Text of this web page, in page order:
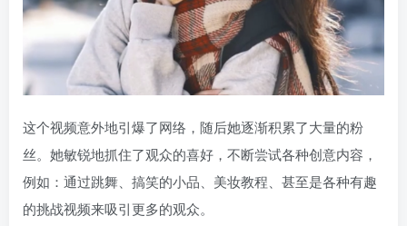
这个视频意外地引爆了网络，随后她逐渐积累了大量的粉
丝。她敏锐地抓住了观众的喜好，不断尝试各种创意内容，
例如：通过跳舞、搞笑的小品、美妆教程、甚至是各种有趣
的挑战视频来吸引更多的观众。